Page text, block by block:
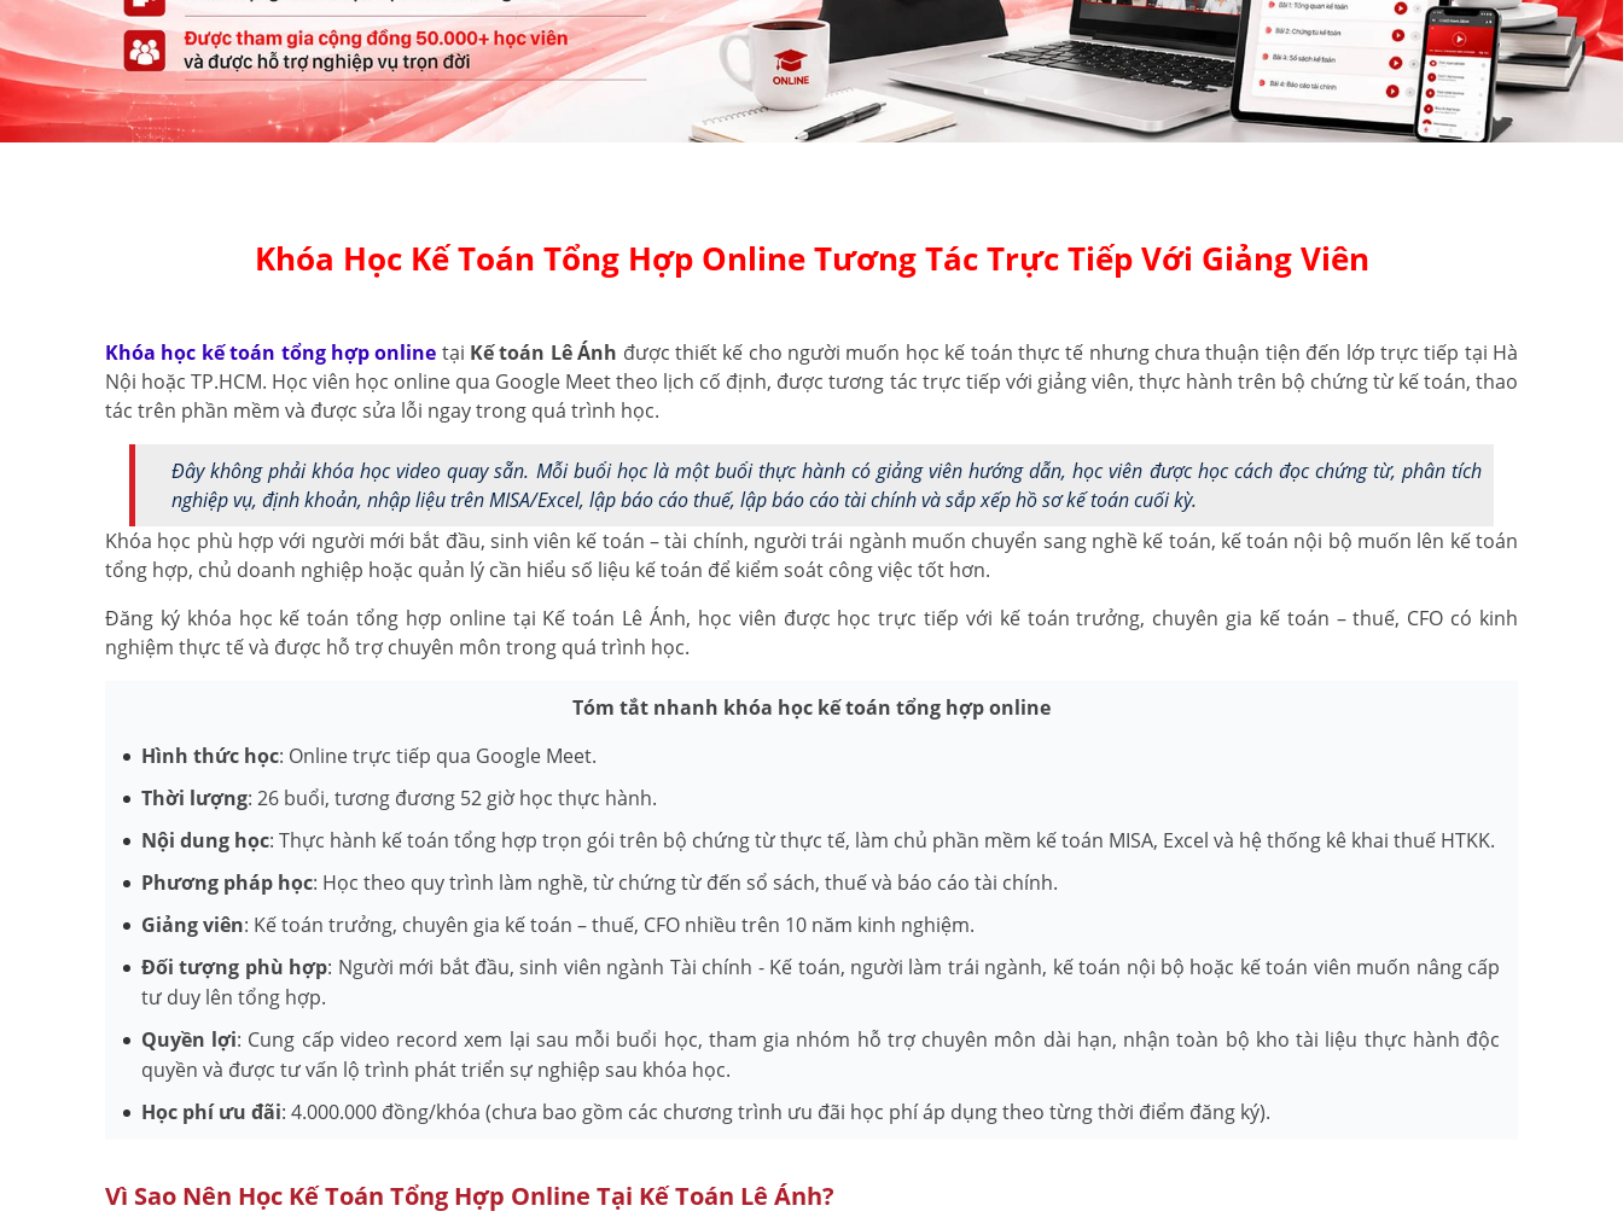
Khóa Học Kế Toán Tổng Hợp Online Tương Tác Trực Tiếp Với Giảng Viên
Khóa học kế toán tổng hợp online tại Kế toán Lê Ánh được thiết kế cho người muốn học kế toán thực tế nhưng chưa thuận tiện đến lớp trực tiếp tại Hà
Nội hoặc TP.HCM. Học viên học online qua Google Meet theo lịch cố định, được tương tác trực tiếp với giảng viên, thực hành trên bộ chứng từ kế toán, thao
tác trên phần mềm và được sửa lỗi ngay trong quá trình học.
Đây không phải khóa học video quay sẵn. Mỗi buổi học là một buổi thực hành có giảng viên hướng dẫn, học viên được học cách đọc chứng từ, phân tích
nghiệp vụ, định khoản, nhập liệu trên MISA/Excel, lập báo cáo thuế, lập báo cáo tài chính và sắp xếp hồ sơ kế toán cuối kỳ.
Khóa học phù hợp với người mới bắt đầu, sinh viên kế toán – tài chính, người trái ngành muốn chuyển sang nghề kế toán, kế toán nội bộ muốn lên kế toán
tổng hợp, chủ doanh nghiệp hoặc quản lý cần hiểu số liệu kế toán để kiểm soát công việc tốt hơn.
Đăng ký khóa học kế toán tổng hợp online tại Kế toán Lê Ánh, học viên được học trực tiếp với kế toán trưởng, chuyên gia kế toán – thuế, CFO có kinh
nghiệm thực tế và được hỗ trợ chuyên môn trong quá trình học.
Tóm tắt nhanh khóa học kế toán tổng hợp online
Hình thức học: Online trực tiếp qua Google Meet.
Thời lượng: 26 buổi, tương đương 52 giờ học thực hành.
Nội dung học: Thực hành kế toán tổng hợp trọn gói trên bộ chứng từ thực tế, làm chủ phần mềm kế toán MISA, Excel và hệ thống kê khai thuế HTKK.
Phương pháp học: Học theo quy trình làm nghề, từ chứng từ đến sổ sách, thuế và báo cáo tài chính.
Giảng viên: Kế toán trưởng, chuyên gia kế toán – thuế, CFO nhiều trên 10 năm kinh nghiệm.
Đối tượng phù hợp: Người mới bắt đầu, sinh viên ngành Tài chính - Kế toán, người làm trái ngành, kế toán nội bộ hoặc kế toán viên muốn nâng cấp
tư duy lên tổng hợp.
Quyền lợi: Cung cấp video record xem lại sau mỗi buổi học, tham gia nhóm hỗ trợ chuyên môn dài hạn, nhận toàn bộ kho tài liệu thực hành độc
quyền và được tư vấn lộ trình phát triển sự nghiệp sau khóa học.
Học phí ưu đãi: 4.000.000 đồng/khóa (chưa bao gồm các chương trình ưu đãi học phí áp dụng theo từng thời điểm đăng ký).
Vì Sao Nên Học Kế Toán Tổng Hợp Online Tại Kế Toán Lê Ánh?